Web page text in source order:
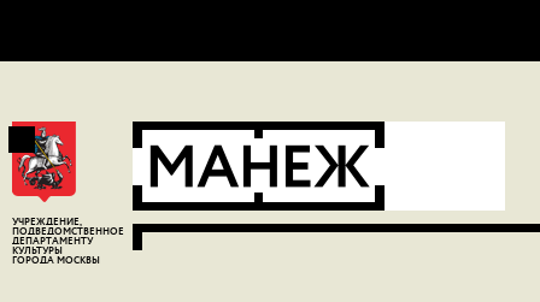
УЧРЕЖДЕНИЕ,
ПОДВЕДОМСТВЕННОЕ
ДЕПАРТАМЕНТУ
КУЛЬТУРЫ
ГОРОДА МОСКВЫ